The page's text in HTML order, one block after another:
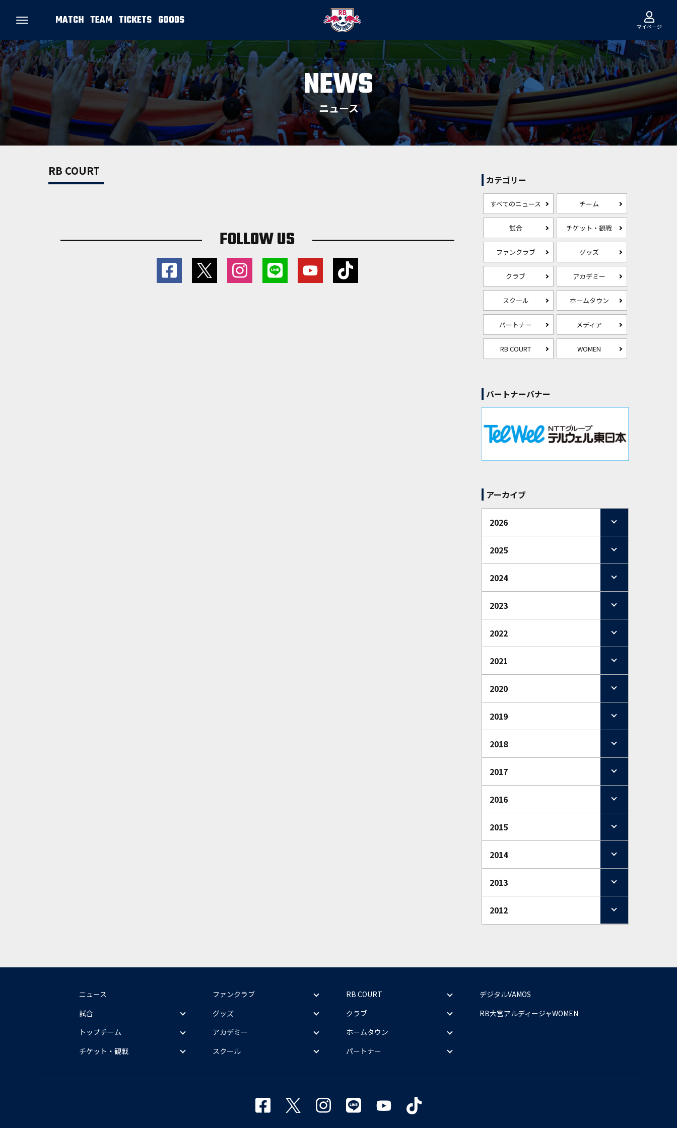
MATCH TEAM TICKETS GOODS マイページ
NEWS
ニュース
RB COURT
FOLLOW US
カテゴリー
すべてのニュース チーム
試合 チケット・観戦
ファンクラブ グッズ
クラブ アカデミー
スクール ホームタウン
パートナー メディア
RB COURT WOMEN
パートナーバナー
アーカイブ
2026
2025
2024
2023
2022
2021
2020
2019
2018
2017
2016
2015
2014
2013
2012
ニュース
試合
トップチーム
チケット・観戦
ファンクラブ
グッズ
アカデミー
スクール
RB COURT
クラブ
ホームタウン
パートナー
デジタルVAMOS
RB大宮アルディージャWOMEN